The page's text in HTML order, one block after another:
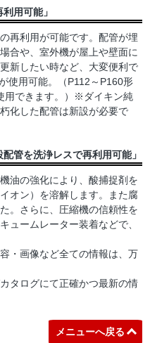
用可能」
再利用が可能です。配管が埋
合や、室外機が屋上や壁面に
新したい時など、大変便利で
使用可能。（P112～P160形
用できます。）※ダイキン純
化した配管は新設が必要で
管を洗浄レスで再利用可能」
油の強化により、酸捕捉剤を
オン）を溶解します。また腐
。さらに、圧縮機の信頼性を
ュームレーター装着などで、
・画像など全ての情報は、万
タログにて正確かつ最新の情
メニューへ戻る